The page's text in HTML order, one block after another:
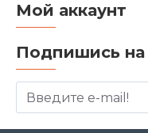
Мой аккаунт
Подпишись на